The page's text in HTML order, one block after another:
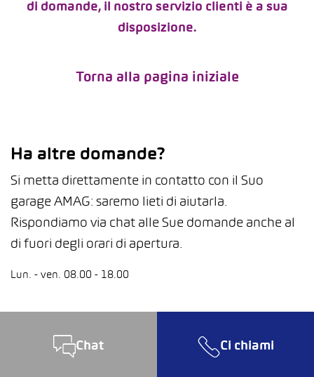
di domande, il nostro servizio clienti è a sua
disposizione.
Torna alla pagina iniziale
Ha altre domande?
Si metta direttamente in contatto con il Suo
garage AMAG: saremo lieti di aiutarla.
Rispondiamo via chat alle Sue domande anche al
di fuori degli orari di apertura.
Lun. - ven. 08.00 - 18.00
Chat Ci chiami